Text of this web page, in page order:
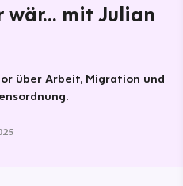
wär… mit Julian
über Arbeit, Migration und